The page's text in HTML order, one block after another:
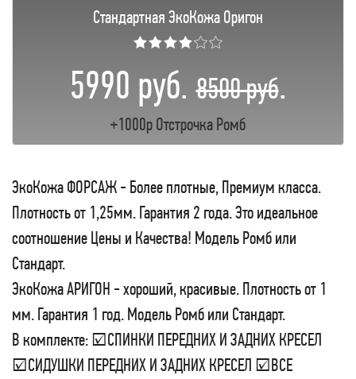
Стандартная ЭкоКожа Оригон
★★★★☆☆
5990 руб.8500 руб.
+1000р Отстрочка Ромб
ЭкоКожа ФОРСАЖ - Более плотные, Премиум класса.
Плотность от 1,25мм. Гарантия 2 года. Это идеальное
соотношение Цены и Качества! Модель Ромб или
Стандарт.
ЭкоКожа АРИГОН - хороший, красивые. Плотность от 1
мм. Гарантия 1 год. Модель Ромб или Стандарт.
В комплекте: ☑СПИНКИ ПЕРЕДНИХ И ЗАДНИХ КРЕСЕЛ
☑СИДУШКИ ПЕРЕДНИХ И ЗАДНИХ КРЕСЕЛ ☑ВСЕ